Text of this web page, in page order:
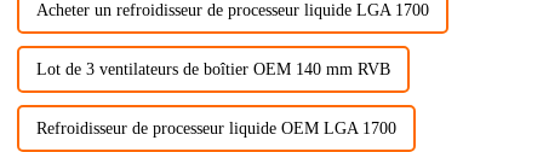
Acheter un refroidisseur de processeur liquide LGA 1700
Lot de 3 ventilateurs de boîtier OEM 140 mm RVB
Refroidisseur de processeur liquide OEM LGA 1700